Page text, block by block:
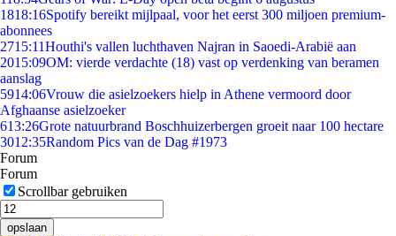
1818:16Spotify bereikt mijlpaal, voor het eerst 300 miljoen premium-
abonnees
2715:11Houthi's vallen luchthaven Najran in Saoedi-Arabië aan
2015:09OM: vierde verdachte (18) vast op verdenking van beramen
aanslag
5914:06Vrouw die asielzoekers hielp in Athene vermoord door
Afghaanse asielzoeker
613:26Grote natuurbrand Boschhuizerbergen groeit naar 100 hectare
3012:35Random Pics van de Dag #1973
Forum
Forum
Scrollbar gebruiken
opslaan